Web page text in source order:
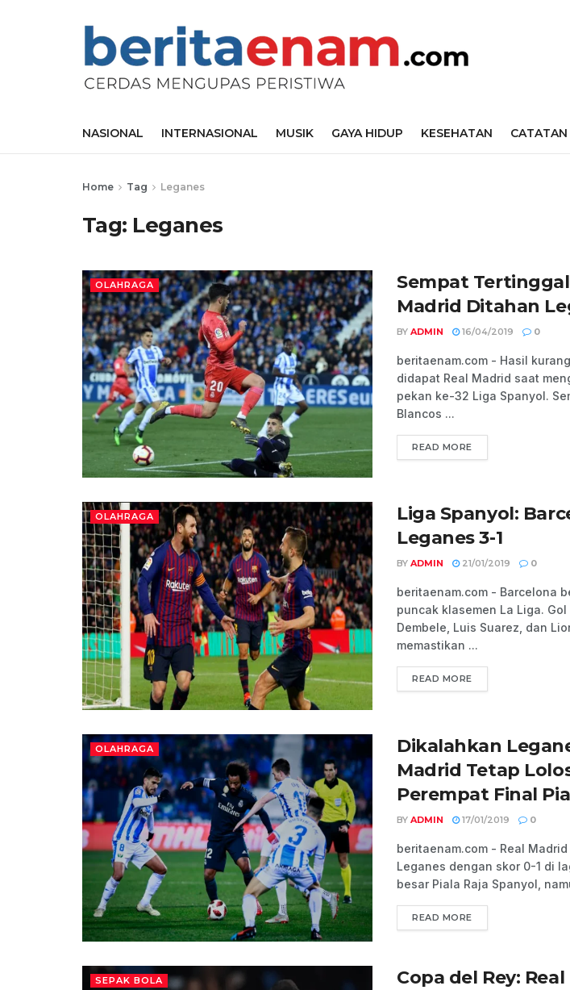
NASIONAL INTERNASIONAL MUSIK GAYA HIDUP KESEHATAN CATATAN
Home Tag Leganes
Tag: Leganes
OLAHRAGA
Sempat
Madrid Ditahan
BY ADMIN 16/04/2019 0
beritaenam.com - Hasil
didapat Real Madrid saat
pekan ke-32 Liga Spanyol.
Blancos ...
READ MORE
OLAHRAGA
Liga Spanyol:
Leganes 3-1
BY ADMIN 21/01/2019 0
beritaenam.com - Barcelona
puncak klasemen La Liga.
Dembele, Luis Suarez, dan
memastikan ...
READ MORE
OLAHRAGA
Dikalahkan
Madrid Tetap
Perempat Final
BY ADMIN 17/01/2019 0
beritaenam.com - Real
Leganes dengan skor 0-1 di
besar Piala Raja Spanyol,
READ MORE
SEPAK BOLA
Copa del Rey: